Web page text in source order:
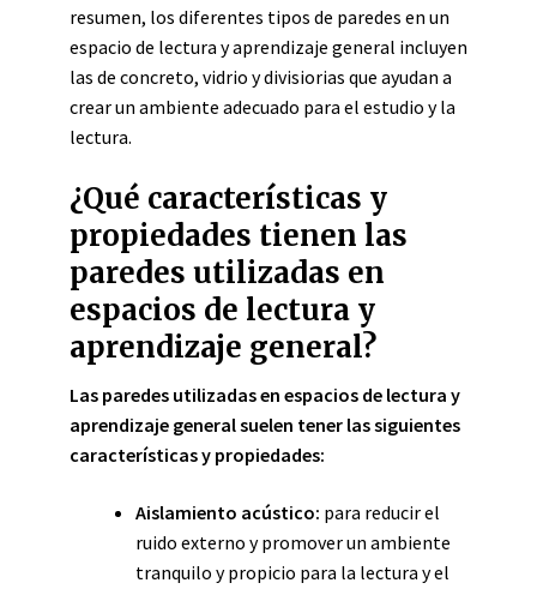
resumen, los diferentes tipos de paredes en un
espacio de lectura y aprendizaje general incluyen
las de concreto, vidrio y divisiorias que ayudan a
crear un ambiente adecuado para el estudio y la
lectura.
¿Qué características y
propiedades tienen las
paredes utilizadas en
espacios de lectura y
aprendizaje general?
Las paredes utilizadas en espacios de lectura y
aprendizaje general suelen tener las siguientes
características y propiedades:
Aislamiento acústico: para reducir el
ruido externo y promover un ambiente
tranquilo y propicio para la lectura y el